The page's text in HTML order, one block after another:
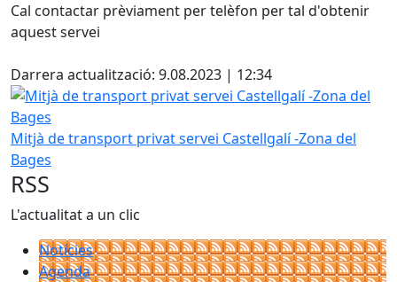
Cal contactar prèviament per telèfon per tal d'obtenir
aquest servei
Darrera actualització: 9.08.2023 | 12:34
Mitjà de transport privat servei Castellgalí -Zona del
Mitjà de transport privat servei Castellgalí -Zona del
Bages
RSS
L'actualitat a un clic
Notícies
Agenda